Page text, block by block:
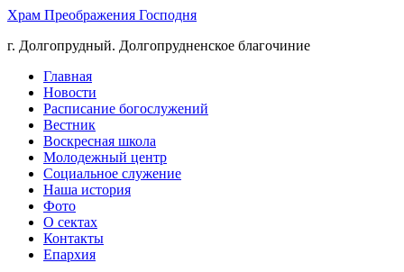
Храм Преображения Господня
г. Долгопрудный. Долгопрудненское благочиние
Главная
Новости
Расписание богослужений
Вестник
Воскресная школа
Молодежный центр
Социальное служение
Наша история
Фото
О сектах
Контакты
Епархия